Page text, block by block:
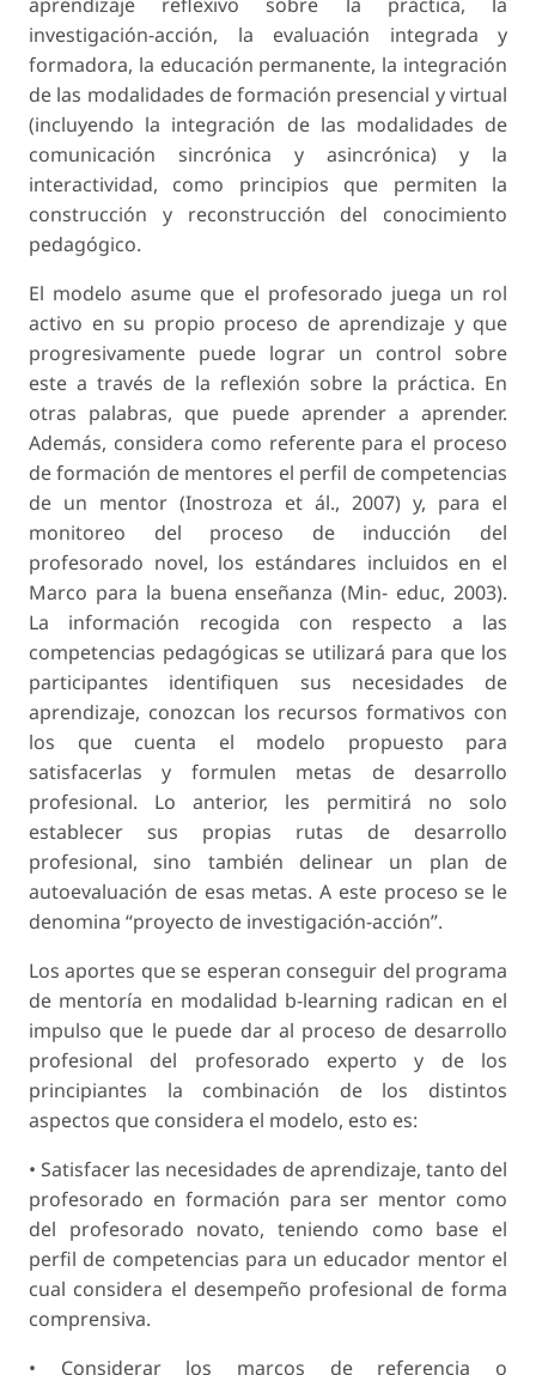
investigación-acción, la evaluación integrada y
formadora, la educación permanente, la integración
de las modalidades de formación presencial y virtual
(incluyendo la integración de las modalidades de
comunicación sincrónica y asincrónica) y la
interactividad, como principios que permiten la
construcción y reconstrucción del conocimiento
pedagógico.
El modelo asume que el profesorado juega un rol
activo en su propio proceso de aprendizaje y que
progresivamente puede lograr un control sobre
este a través de la reflexión sobre la práctica. En
otras palabras, que puede aprender a aprender.
Además, considera como referente para el proceso
de formación de mentores el perfil de competencias
de un mentor (Inostroza et ál., 2007) y, para el
monitoreo del proceso de inducción del
profesorado novel, los estándares incluidos en el
Marco para la buena enseñanza (Min- educ, 2003).
La información recogida con respecto a las
competencias pedagógicas se utilizará para que los
participantes identifiquen sus necesidades de
aprendizaje, conozcan los recursos formativos con
los que cuenta el modelo propuesto para
satisfacerlas y formulen metas de desarrollo
profesional. Lo anterior, les permitirá no solo
establecer sus propias rutas de desarrollo
profesional, sino también delinear un plan de
autoevaluación de esas metas. A este proceso se le
denomina “proyecto de investigación-acción”.
Los aportes que se esperan conseguir del programa
de mentoría en modalidad b-learning radican en el
impulso que le puede dar al proceso de desarrollo
profesional del profesorado experto y de los
principiantes la combinación de los distintos
aspectos que considera el modelo, esto es:
• Satisfacer las necesidades de aprendizaje, tanto del
profesorado en formación para ser mentor como
del profesorado novato, teniendo como base el
perfil de competencias para un educador mentor el
cual considera el desempeño profesional de forma
comprensiva.
• Considerar los marcos de referencia o